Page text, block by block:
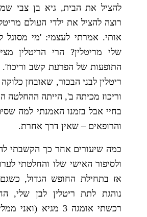
להציל את הבית, גיא בן צבי
רוצה להציל את ילדי העולם
אותי. אמרתי לעצמי: 'מי מסוגל
שלי מריטלין? הרי הריטלין
התופעות של הפרעת קשב
ריטלין לבני הבכור, שאובחן
וריכוז מכיתה ב', הייתה ההחלטה
בחיי אבל בזמנו האמנתי למה
והרופאים – שאין דרך אחרת.
כמה שיעורים אחר כך הקשבתי
ולסיפור האישי שלו והחלטתי
אז בתחילת החופש הגדול,
נוהגת לתת ריטלין לבן שלי,
רכשתי אומגה 3 מגיא